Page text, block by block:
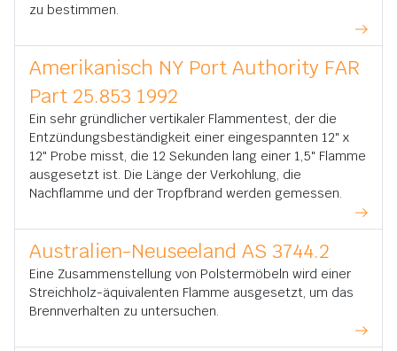
zu bestimmen.
Amerikanisch NY Port Authority FAR
Part 25.853 1992
Ein sehr gründlicher vertikaler Flammentest, der die
Entzündungsbeständigkeit einer eingespannten 12" x
12" Probe misst, die 12 Sekunden lang einer 1,5" Flamme
ausgesetzt ist. Die Länge der Verkohlung, die
Nachflamme und der Tropfbrand werden gemessen.
Australien-Neuseeland AS 3744.2
Eine Zusammenstellung von Polstermöbeln wird einer
Streichholz-äquivalenten Flamme ausgesetzt, um das
Brennverhalten zu untersuchen.